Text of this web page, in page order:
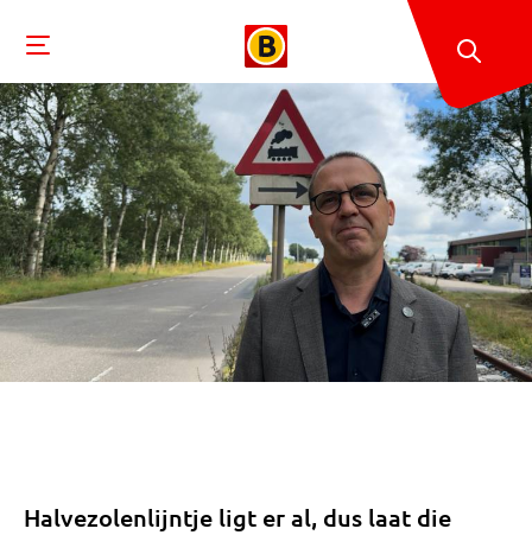
Halvezolenlijntje ligt er al, dus laat die